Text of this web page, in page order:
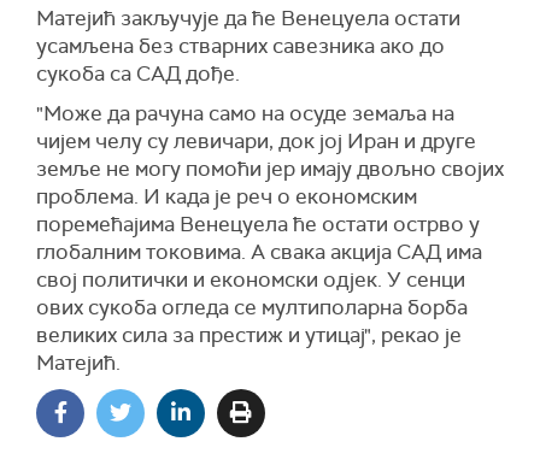
Матејић закључује да ће Венецуела остати
усамљена без стварних савезника ако до
сукоба са САД дође.
"Може да рачуна само на осуде земаља на
чијем челу су левичари, док јој Иран и друге
земље не могу помоћи јер имају двољно својих
проблема. И када је реч о економским
поремећајима Венецуела ће остати острво у
глобалним токовима. А свака акција САД има
свој политички и економски одјек. У сенци
ових сукоба огледа се мултиполарна борба
великих сила за престиж и утицај", рекао је
Матејић.